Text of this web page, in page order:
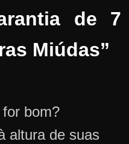
de 7
Miúdas”
bom?
altura de suas